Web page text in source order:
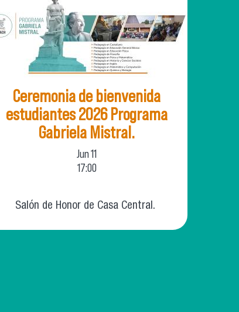
Ceremonia de bienvenida
estudiantes 2026 Programa
Gabriela Mistral.
Jun11
17:00
Salón de Honor de Casa Central.